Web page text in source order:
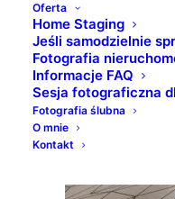
Oferta
Home Staging
Jeśli samodzielnie
Fotografia
Informacje FAQ
Sesja fotograficzna
Fotografia ślubna
O mnie
Kontakt